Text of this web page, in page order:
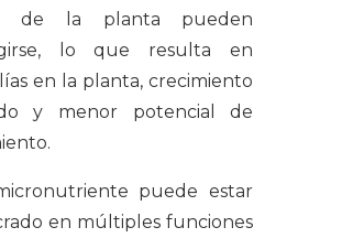
de la planta pueden
lo que resulta en
en la planta, crecimiento
y menor potencial de
puede estar
en múltiples funciones